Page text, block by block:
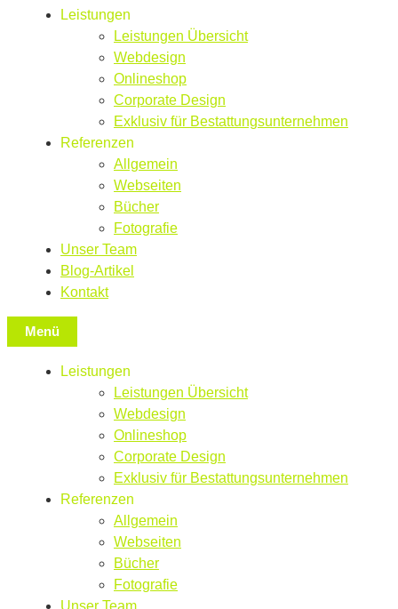
Leistungen
Leistungen Übersicht
Webdesign
Onlineshop
Corporate Design
Exklusiv für Bestattungsunternehmen
Referenzen
Allgemein
Webseiten
Bücher
Fotografie
Unser Team
Blog-Artikel
Kontakt
Menü
Leistungen
Leistungen Übersicht
Webdesign
Onlineshop
Corporate Design
Exklusiv für Bestattungsunternehmen
Referenzen
Allgemein
Webseiten
Bücher
Fotografie
Unser Team